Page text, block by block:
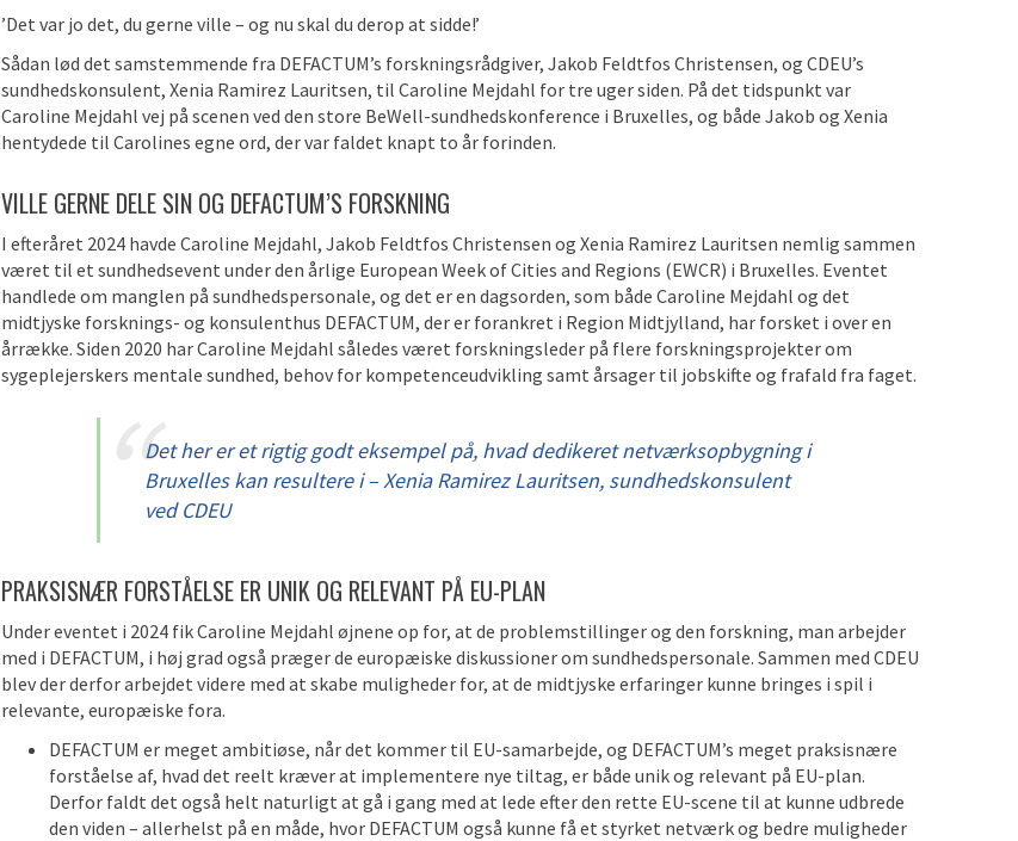
’Det var jo det, du gerne ville – og nu skal du derop at sidde!’
Sådan lød det samstemmende fra DEFACTUM’s forskningsrådgiver, Jakob Feldtfos Christensen, og CDEU’s
sundhedskonsulent, Xenia Ramirez Lauritsen, til Caroline Mejdahl for tre uger siden. På det tidspunkt var
Caroline Mejdahl vej på scenen ved den store BeWell-sundhedskonference i Bruxelles, og både Jakob og Xenia
hentydede til Carolines egne ord, der var faldet knapt to år forinden.
VILLE GERNE DELE SIN OG DEFACTUM’S FORSKNING
I efteråret 2024 havde Caroline Mejdahl, Jakob Feldtfos Christensen og Xenia Ramirez Lauritsen nemlig sammen
været til et sundhedsevent under den årlige European Week of Cities and Regions (EWCR) i Bruxelles. Eventet
handlede om manglen på sundhedspersonale, og det er en dagsorden, som både Caroline Mejdahl og det
midtjyske forsknings- og konsulenthus DEFACTUM, der er forankret i Region Midtjylland, har forsket i over en
årrække. Siden 2020 har Caroline Mejdahl således været forskningsleder på flere forskningsprojekter om
sygeplejerskers mentale sundhed, behov for kompetenceudvikling samt årsager til jobskifte og frafald fra faget.
Det her er et rigtig godt eksempel på, hvad dedikeret netværksopbygning i
Bruxelles kan resultere i – Xenia Ramirez Lauritsen, sundhedskonsulent
ved CDEU
PRAKSISNÆR FORSTÅELSE ER UNIK OG RELEVANT PÅ EU-PLAN
Under eventet i 2024 fik Caroline Mejdahl øjnene op for, at de problemstillinger og den forskning, man arbejder
med i DEFACTUM, i høj grad også præger de europæiske diskussioner om sundhedspersonale. Sammen med CDEU
blev der derfor arbejdet videre med at skabe muligheder for, at de midtjyske erfaringer kunne bringes i spil i
relevante, europæiske fora.
DEFACTUM er meget ambitiøse, når det kommer til EU-samarbejde, og DEFACTUM’s meget praksisnære
forståelse af, hvad det reelt kræver at implementere nye tiltag, er både unik og relevant på EU-plan.
Derfor faldt det også helt naturligt at gå i gang med at lede efter den rette EU-scene til at kunne udbrede
den viden – allerhelst på en måde, hvor DEFACTUM også kunne få et styrket netværk og bedre muligheder